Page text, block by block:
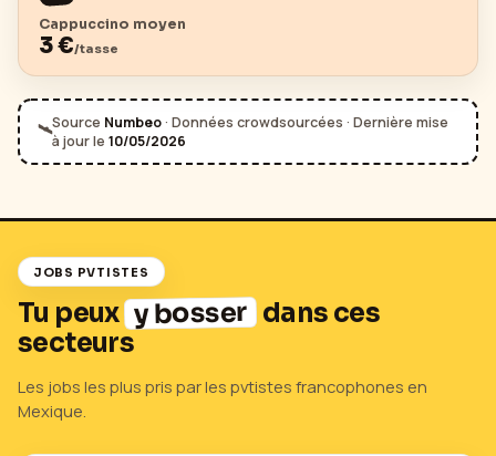
Cappuccino moyen
3€/tasse
🛰️Source Numbeo· Données crowdsourcées · Dernière mise
à jour le 10/05/2026
JOBS PVTISTES
Tu peux y bosser dans ces
secteurs
Les jobs les plus pris par les pvtistes francophones en
Mexique